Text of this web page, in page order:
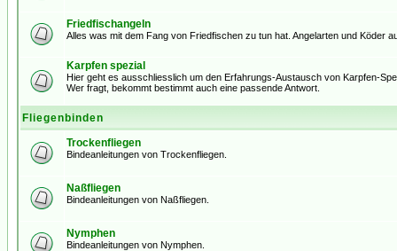
Friedfischangeln
Alles was mit dem Fang von Friedfischen zu tun hat. Angelarten und Köder
Karpfen spezial
Hier geht es ausschliesslich um den Erfahrungs-Austausch von Karpfen-
Wer fragt, bekommt bestimmt auch eine passende Antwort.
Fliegenbinden
Trockenfliegen
Bindeanleitungen von Trockenfliegen.
Naßfliegen
Bindeanleitungen von Naßfliegen.
Nymphen
Bindeanleitungen von Nymphen.